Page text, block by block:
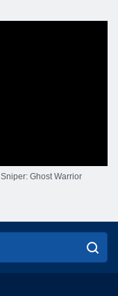
Sniper: Ghost Warrior